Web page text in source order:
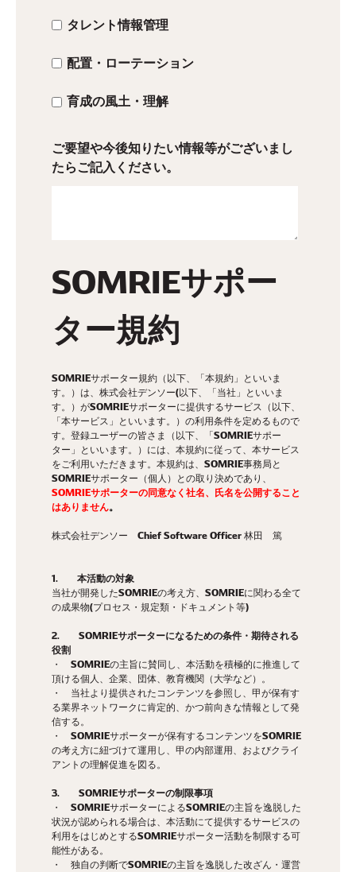
タレント情報管理
配置・ローテーション
育成の風土・理解
ご要望や今後知りたい情報等がございまし
たらご記入ください。
SOMRIEサポー
ター規約
SOMRIEサポーター規約（以下、「本規約」といいま
す。）は、株式会社デンソー(以下、「当社」といいま
す。）がSOMRIEサポーターに提供するサービス（以下、
「本サービス」といいます。）の利用条件を定めるもので
す。登録ユーザーの皆さま（以下、「SOMRIEサポー
ター」といいます。）には、本規約に従って、本サービス
をご利用いただきます。本規約は、SOMRIE事務局と
SOMRIEサポーター（個人）との取り決めであり、
SOMRIEサポーターの同意なく社名、氏名を公開すること
はありません。
株式会社デンソー Chief Software Officer 林田 篤
1. 本活動の対象
当社が開発したSOMRIEの考え方、SOMRIEに関わる全て
の成果物(プロセス・規定類・ドキュメント等)
2. SOMRIEサポーターになるための条件・期待される
役割
・ SOMRIEの主旨に賛同し、本活動を積極的に推進して
頂ける個人、企業、団体、教育機関（大学など）。
・ 当社より提供されたコンテンツを参照し、甲が保有す
る業界ネットワークに肯定的、かつ前向きな情報として発
信する。
・ SOMRIEサポーターが保有するコンテンツをSOMRIE
の考え方に紐づけて運用し、甲の内部運用、およびクライ
アントの理解促進を図る。
3. SOMRIEサポーターの制限事項
・ SOMRIEサポーターによるSOMRIEの主旨を逸脱した
状況が認められる場合は、本活動にて提供するサービスの
利用をはじめとするSOMRIEサポーター活動を制限する可
能性がある。
・ 独自の判断でSOMRIEの主旨を逸脱した改ざん・運営